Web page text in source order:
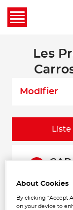
Les
Modifier
Liste
1.05
13
About Cookies
By clicking “Accept
on your device to